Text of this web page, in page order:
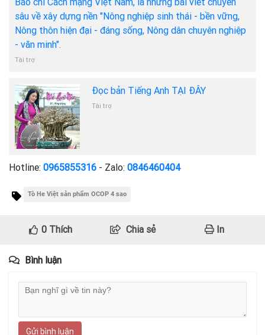
sâu về xây dựng nền "Nông nghiệp sinh thái - bền vững,
Nông thôn hiện đại - đáng sống, Nông dân chuyên nghiệp
- văn minh".
Tài trợ
Đọc bản Tiếng Anh TẠI ĐÂY
Tài trợ
Hotline: 0965855316 - Zalo: 0846460404
Tò He Việt sản phẩm OCOP 4 sao
0Thích Chia sẻ In
Bình luận
Gửi bình luận